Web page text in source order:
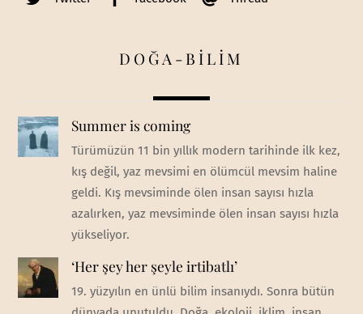
DOĞA-BİLİM
Summer is coming
Türümüzün 11 bin yıllık modern tarihinde ilk kez,
kış değil, yaz mevsimi en ölümcül mevsim haline
geldi. Kış mevsiminde ölen insan sayısı hızla
azalırken, yaz mevsiminde ölen insan sayısı hızla
yükseliyor.
‘Her şey her şeyle irtibatlı’
19. yüzyılın en ünlü bilim insanıydı. Sonra bütün